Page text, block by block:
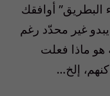
البطريق” أوافقك
غير محدّد رغم
هو ماذا فعلت
إلخ…